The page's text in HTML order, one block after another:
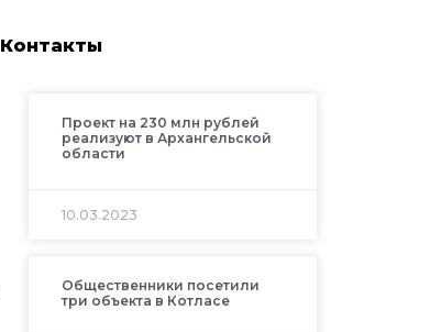
Контакты
Проект на 230 млн рублей
реализуют в Архангельской
области
10.03.2023
Общественники посетили
три объекта в Котласе